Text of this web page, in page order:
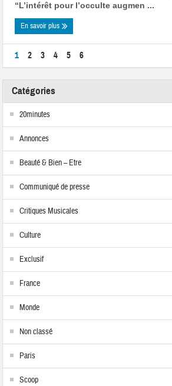
“L’intérêt pour l’occulte augmen ...
En savoir plus
1 2 3 4 5 6
Catégories
20minutes
Annonces
Beauté & Bien – Etre
Communiqué de presse
Critiques Musicales
Culture
Exclusif
France
Monde
Non classé
Paris
Scoop